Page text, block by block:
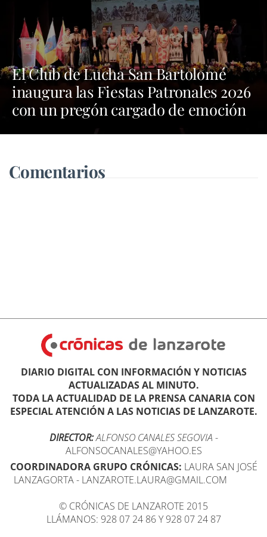
El Club de Lucha San Bartolomé
inaugura las Fiestas Patronales 2026
con un pregón cargado de emoción
Comentarios
DIARIO DIGITAL CON INFORMACIÓN Y NOTICIAS
ACTUALIZADAS AL MINUTO.
TODA LA ACTUALIDAD DE LA PRENSA CANARIA CON
ESPECIAL ATENCIÓN A LAS NOTICIAS DE LANZAROTE.
DIRECTOR:ALFONSO CANALES SEGOVIA -
ALFONSOCANALES@YAHOO.ES
COORDINADORA GRUPO CRÓNICAS: LAURA SAN JOSÉ
LANZAGORTA - LANZAROTE.LAURA@GMAIL.COM
© CRÓNICAS DE LANZAROTE 2015
LLÁMANOS: 928 07 24 86 Y 928 07 24 87